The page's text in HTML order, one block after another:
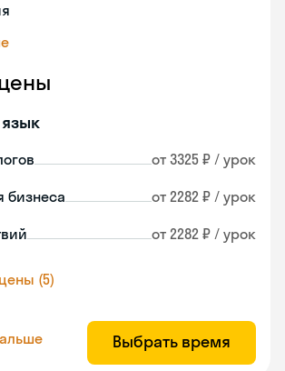
от 3325 ₽ / урок
бизнеса от 2282 ₽ / урок
от 2282 ₽ / урок
(5)
Выбрать время